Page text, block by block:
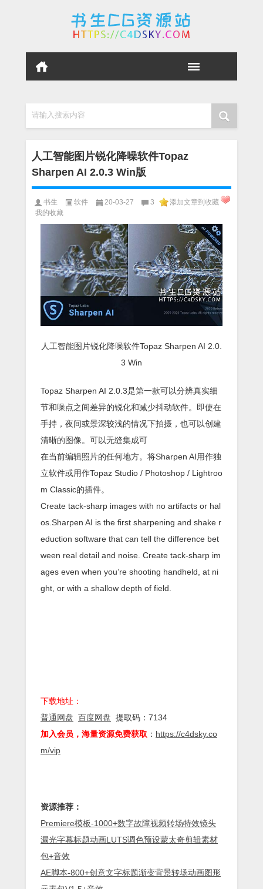
请输入搜索内容
人工智能图片锐化降噪软件Topaz
Sharpen AI 2.0.3 Win版
书生 软件 20-03-27 3
添加文章到收藏
我的收藏
人工智能图片锐化降噪软件Topaz Sharpen AI 2.0.
3 Win
Topaz Sharpen AI 2.0.3是第一款可以分辨真实细
节和噪点之间差异的锐化和减少抖动软件。即使在
手持，夜间或景深较浅的情况下拍摄，也可以创建
清晰的图像。可以无缝集成可
在当前编辑照片的任何地方。将Sharpen AI用作独
立软件或用作Topaz Studio / Photoshop / Lightroo
m Classic的插件。
Create tack-sharp images with no artifacts or hal
os.Sharpen AI is the first sharpening and shake r
eduction software that can tell the difference bet
ween real detail and noise. Create tack-sharp im
ages even when you’re shooting handheld, at ni
ght, or with a shallow depth of field.
下载地址：
普通网盘 百度网盘 提取码：7134
加入会员，海量资源免费获取 ： https://c4dsky.co
m/vip
资源推荐：
Premiere模板-1000+数字故障视频转场特效镜头
漏光字幕标题动画LUTS调色预设蒙太奇剪辑素材
包+音效
AE脚本-800+创意文字标题渐变背景转场动画图形